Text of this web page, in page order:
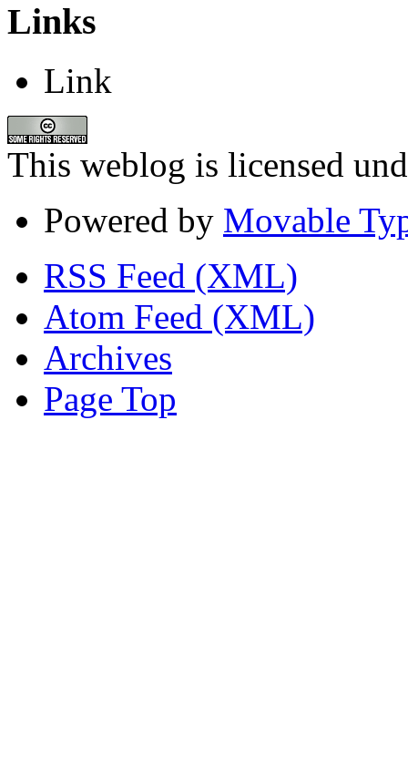
Links
Link
This weblog is licensed
Powered by Movable
RSS Feed (XML)
Atom Feed (XML)
Archives
Page Top